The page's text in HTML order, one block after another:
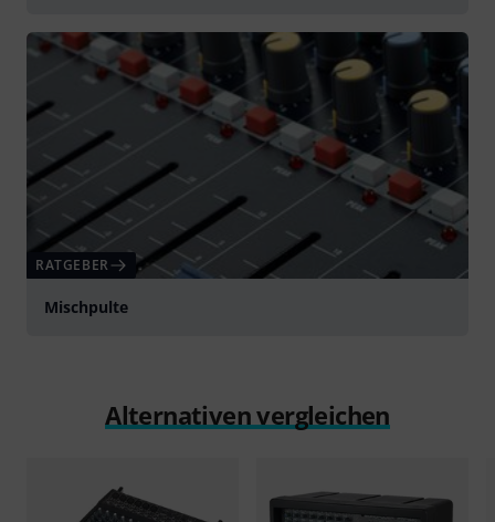
RATGEBER
Mischpulte
Alternativen vergleichen